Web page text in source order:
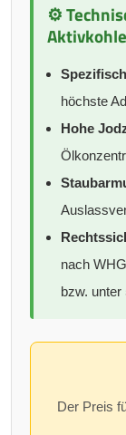
⚙️
höchste
Hohe
nach
bzw. unter
Der Preis